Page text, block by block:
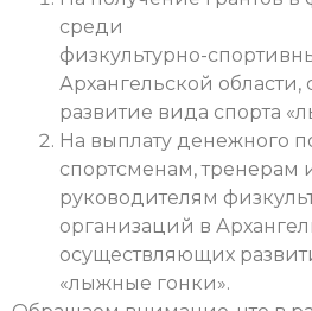
среди
физкультурно-
Архангельской
развитие вида спорта
На выплату денежного
спортсменам, тренерам
руководителям
организаций в
осуществляющих
«лыжные гонки».